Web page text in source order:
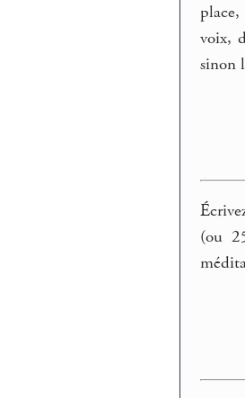
place,
voix,
sinon
(ou